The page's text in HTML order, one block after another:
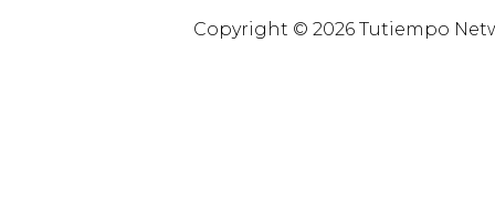
Copyright © 2026 Tutiempo